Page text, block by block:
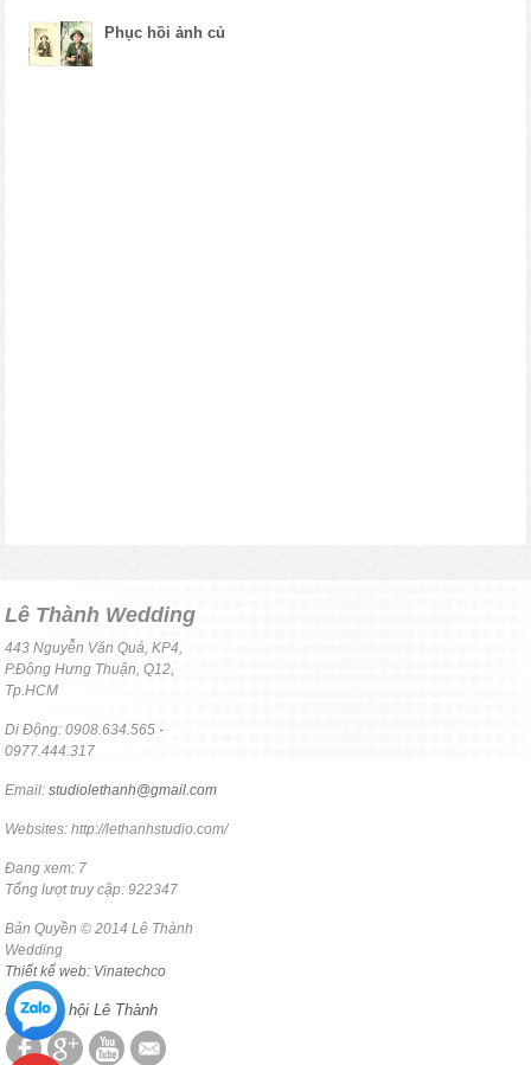
Phục hồi ảnh củ
Lê Thành Wedding
443 Nguyễn Văn Quá, KP4,
P.Đông Hưng Thuận, Q12,
Tp.HCM
Di Động: 0908.634.565 -
0977.444.317
Email:studiolethanh@gmail.com
Websites: http://lethanhstudio.com/
Đang xem: 7
Tổng lượt truy cập: 922347
Bản Quyền © 2014 Lê Thành
Wedding
Thiết kế web: Vinatechco
Mạng xã hội Lê Thành